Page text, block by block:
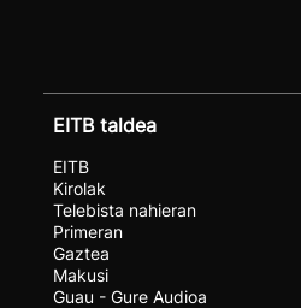
EITB taldea
EITB
Kirolak
Telebista nahieran
Primeran
Gaztea
Makusi
Guau - Gure Audioa